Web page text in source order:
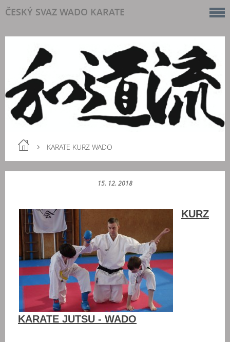
ČESKÝ SVAZ WADO KARATE
KARATE KURZ WADO
15. 12. 2018
KURZ
KARATE JUTSU - WADO